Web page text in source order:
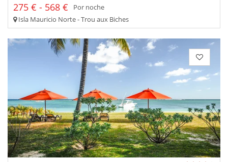
275 € - 568 €
Por noche
Isla Mauricio Norte - Trou aux Biches